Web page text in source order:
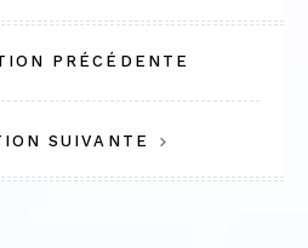
PRÉCÉDENTE
SUIVANTE